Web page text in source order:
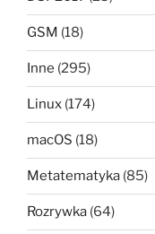
GSM (18)
Inne (295)
Linux (174)
macOS (18)
Metatematyka (85)
Rozrywka (64)